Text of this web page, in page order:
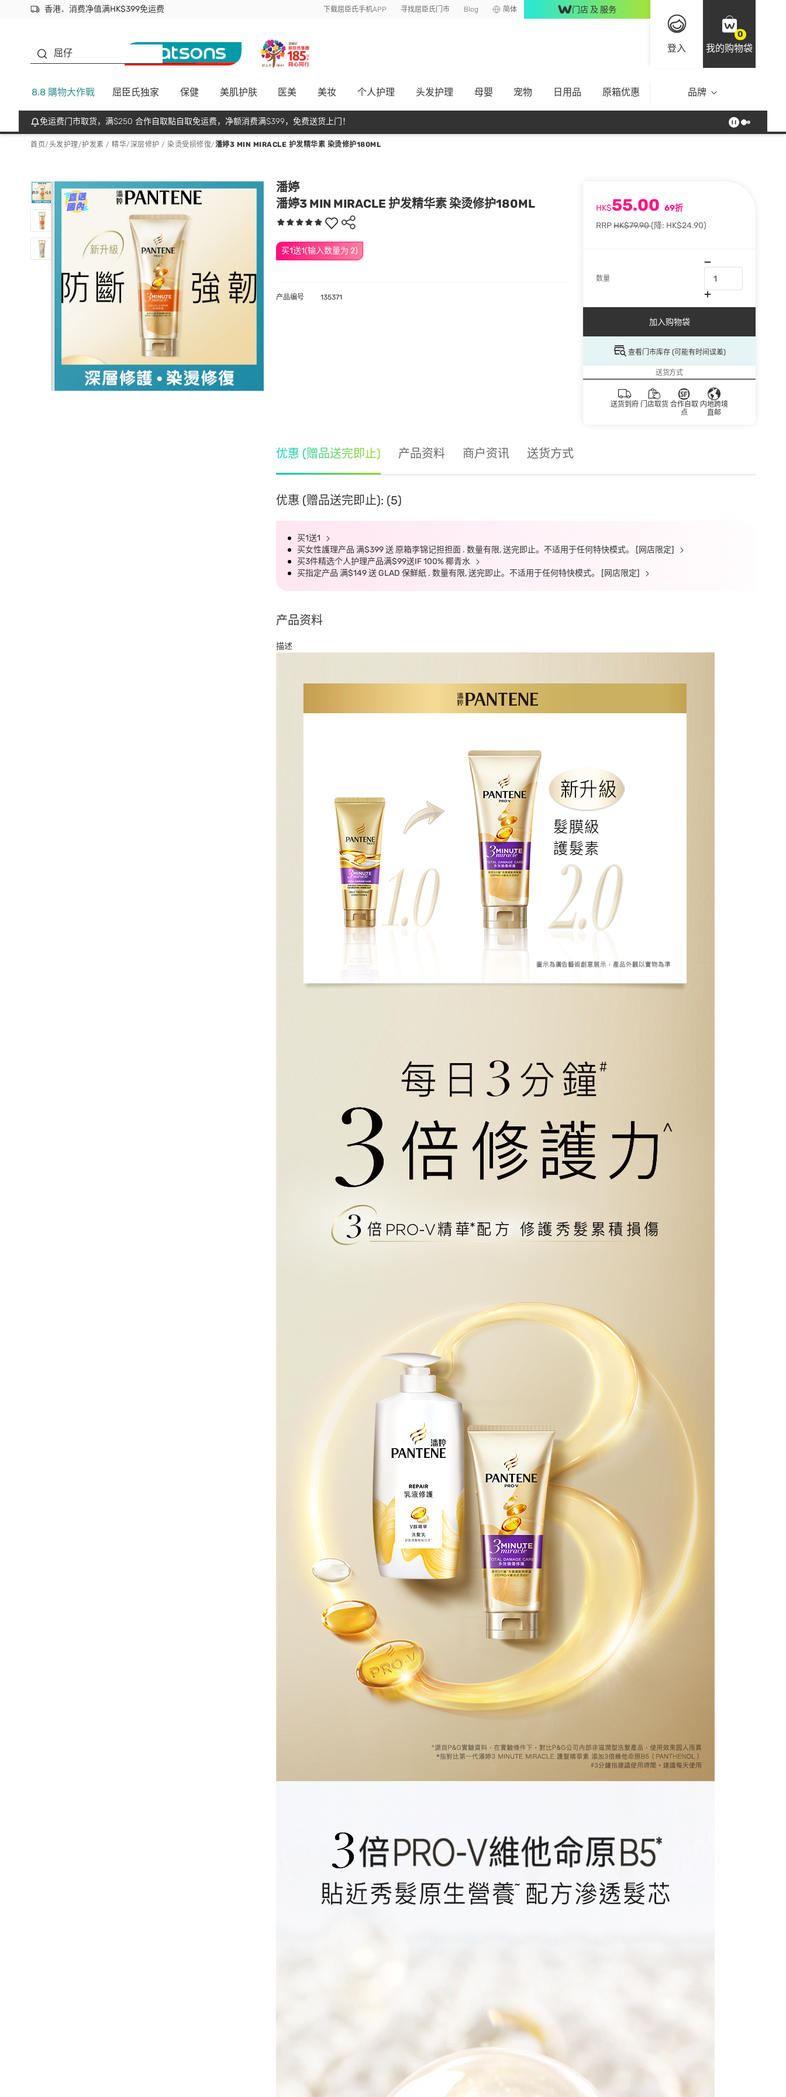
香港．消费净值满HK$399免运费
立即成为易赏钱会员尽享独家优惠
首次APP下单买满$450 输入 NEWAPP 即减$50 下载屈臣氏手机APP 寻找屈臣氏门市 Blog 简体 门店 及 服务
登入
0
我的购物袋
屈仔
8.8 購物大作戰 屈臣氏独家 保健 美肌护肤 医美 美妆 个人护理 头发护理 母嬰 宠物 日用品 原箱优惠 品牌
免运费门市取货，满$250 合作自取點自取免运费，净额消费满$399，免费送货上门！
首页/头发护理/护发素 / 精华/深层修护 / 染烫受损修復/潘婷3 MIN MIRACLE 护发精华素 染烫修护180ML
潘婷
潘婷3 MIN MIRACLE 护发精华素 染烫修护180ML
买1送1(输入数量为 2)
HK$55.00 69折
RRPHK$79.90(降: HK$24.90)
数量
加入购物袋
查看门市库存 (可能有时间误差)
送货方式
送货到府 门店取货 合作自取
点
内地跨境
直邮
产品编号 135371
优惠 (赠品送完即止) 产品资料 商户资讯 送货方式
优惠 (赠品送完即止): (5)
买1送1
买女性護理产品 满$399 送 原箱李锦记担担面 . 数量有限, 送完即止。不适用于任何特快模式。 [网店限定]
买3件精选个人护理产品满$99送IF 100% 椰青水
买指定产品 满$149 送 GLAD 保鮮紙 . 数量有限, 送完即止。不适用于任何特快模式。 [网店限定]
产品资料
描述